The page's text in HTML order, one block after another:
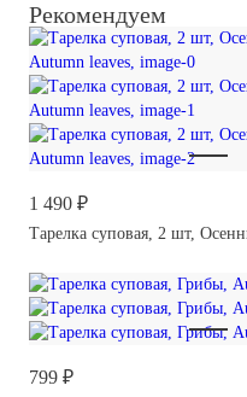
Рекомендуем
1 490 ₽
Тарелка суповая, 2 шт,
799 ₽